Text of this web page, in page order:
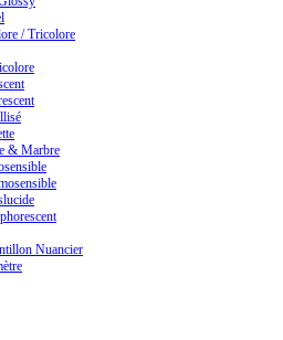
/ Tricolore
& Marbre
Nuancier